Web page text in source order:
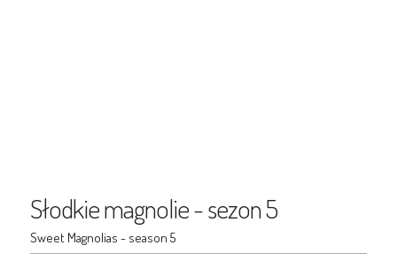
Słodkie magnolie - sezon 5
Sweet Magnolias - season 5